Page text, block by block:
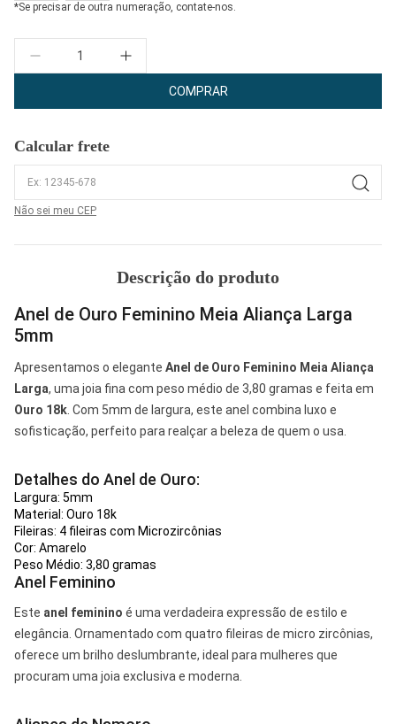
*Se precisar de outra numeração, contate-nos.
Quantidade
COMPRAR
Calcular frete
Não sei meu CEP
Descrição do produto
Anel de Ouro Feminino Meia Aliança Larga
5mm
Apresentamos o elegante Anel de Ouro Feminino Meia Aliança
Larga, uma joia fina com peso médio de 3,80 gramas e feita em
Ouro 18k . Com 5mm de largura, este anel combina luxo e
sofisticação, perfeito para realçar a beleza de quem o usa.
Detalhes do Anel de Ouro:
Largura: 5mm
Material: Ouro 18k
Fileiras: 4 fileiras com Microzircônias
Cor: Amarelo
Peso Médio: 3,80 gramas
Anel Feminino
Este anel feminino é uma verdadeira expressão de estilo e
elegância. Ornamentado com quatro fileiras de micro zircônias,
oferece um brilho deslumbrante, ideal para mulheres que
procuram uma joia exclusiva e moderna.